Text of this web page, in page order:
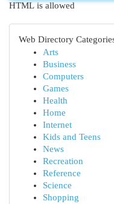
HTML is allowed
Web Directory
Arts
Business
Computers
Games
Health
Home
Internet
Kids and Teens
News
Recreation
Reference
Science
Shopping